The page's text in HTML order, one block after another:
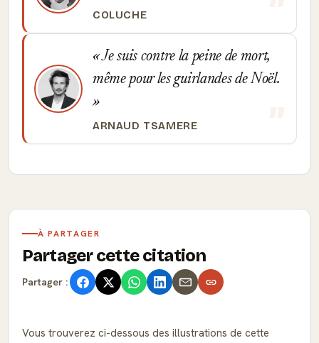
COLUCHE
Je suis contre la peine de mort,
même pour les guirlandes de Noël.
ARNAUD TSAMERE
À PARTAGER
Partager cette citation
Partager :
Vous trouverez ci-dessous des illustrations de cette